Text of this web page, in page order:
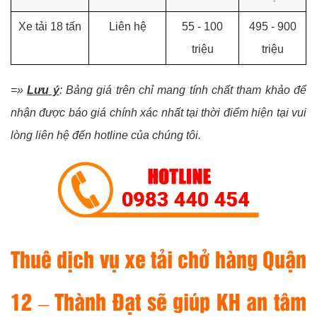
Xe tải 18 tấn Liên hệ
55 - 100
triệu
495 - 900
triệu
=»Lưu ý: Bảng giá trên chỉ mang tính chất tham khảo để
nhận được báo giá chính xác nhất tại thời điểm hiện tại vui
lòng liên hệ đến hotline của chúng tôi.
Thuê dịch vụ xe tải chở hàng Quận
12 – Thành Đạt sẽ giúp KH an tâm